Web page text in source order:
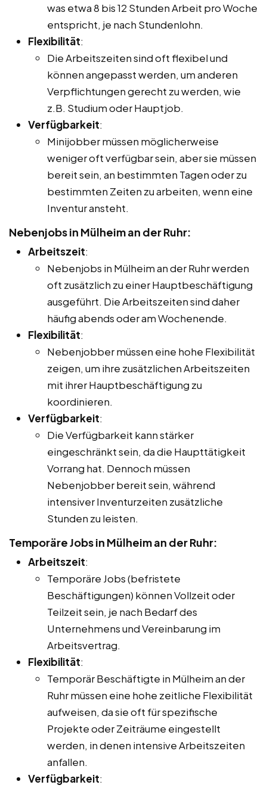
was etwa 8 bis 12 Stunden Arbeit pro Woche
entspricht, je nach Stundenlohn.
Flexibilität:
Die Arbeitszeiten sind oft flexibel und
können angepasst werden, um anderen
Verpflichtungen gerecht zu werden, wie
z.B. Studium oder Hauptjob.
Verfügbarkeit:
Minijobber müssen möglicherweise
weniger oft verfügbar sein, aber sie müssen
bereit sein, an bestimmten Tagen oder zu
bestimmten Zeiten zu arbeiten, wenn eine
Inventur ansteht.
Nebenjobs in Mülheim an der Ruhr:
Arbeitszeit:
Nebenjobs in Mülheim an der Ruhr werden
oft zusätzlich zu einer Hauptbeschäftigung
ausgeführt. Die Arbeitszeiten sind daher
häufig abends oder am Wochenende.
Flexibilität:
Nebenjobber müssen eine hohe Flexibilität
zeigen, um ihre zusätzlichen Arbeitszeiten
mit ihrer Hauptbeschäftigung zu
koordinieren.
Verfügbarkeit:
Die Verfügbarkeit kann stärker
eingeschränkt sein, da die Haupttätigkeit
Vorrang hat. Dennoch müssen
Nebenjobber bereit sein, während
intensiver Inventurzeiten zusätzliche
Stunden zu leisten.
Temporäre Jobs in Mülheim an der Ruhr:
Arbeitszeit:
Temporäre Jobs (befristete
Beschäftigungen) können Vollzeit oder
Teilzeit sein, je nach Bedarf des
Unternehmens und Vereinbarung im
Arbeitsvertrag.
Flexibilität:
Temporär Beschäftigte in Mülheim an der
Ruhr müssen eine hohe zeitliche Flexibilität
aufweisen, da sie oft für spezifische
Projekte oder Zeiträume eingestellt
werden, in denen intensive Arbeitszeiten
anfallen.
Verfügbarkeit: